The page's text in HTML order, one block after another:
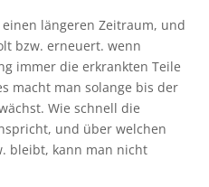
längeren Zeitraum, und
bzw. erneuert. wenn
immer die erkrankten Teile
macht man solange bis der
Wie schnell die
und über welchen
bleibt, kann man nicht